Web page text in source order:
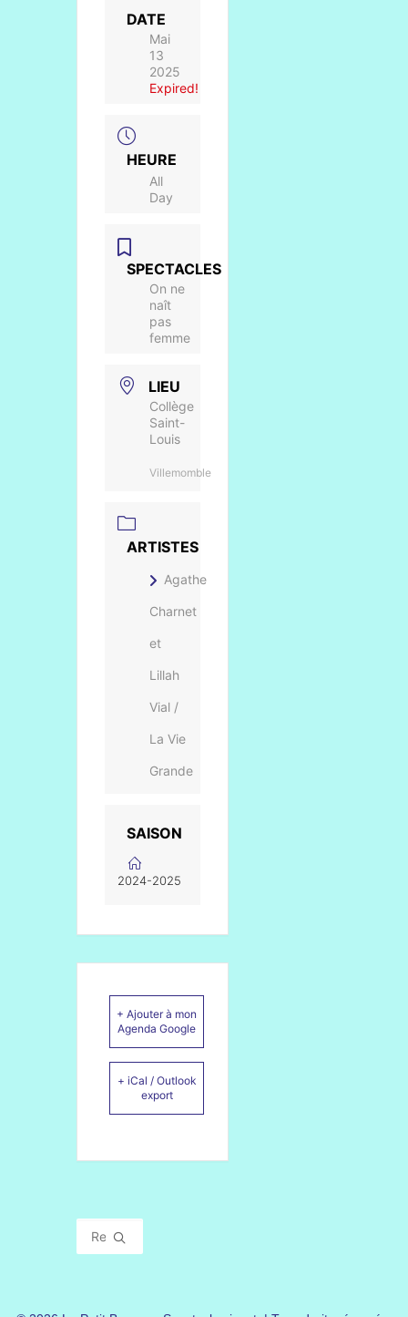
DATE
Mai
13
2025
Expired!
HEURE
All
Day
SPECTACLES
On ne
naît
pas
femme
LIEU
Collège
Saint-
Louis
Villemomble
ARTISTES
Agathe
Charnet
et
Lillah
Vial /
La Vie
Grande
SAISON
2024-2025
+ Ajouter à mon
Agenda Google
+ iCal / Outlook
export